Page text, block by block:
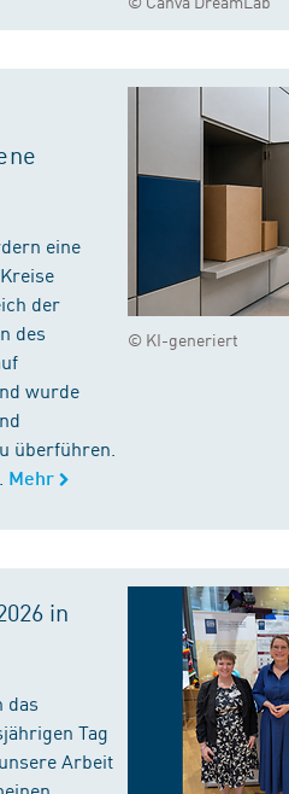
© KI-generiert
eine
der
des
wurde
überführen.
Mehr
in
das
Tag
Arbeit